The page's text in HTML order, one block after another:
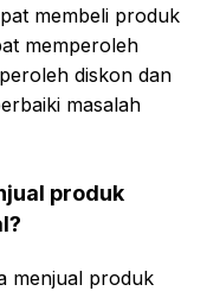
membeli produk
memperoleh
diskon dan
masalah
produk
menjual produk